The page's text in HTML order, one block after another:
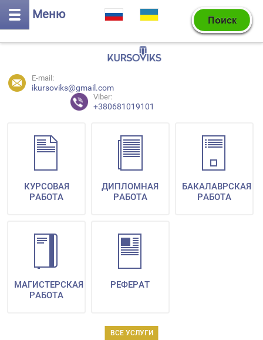
Меню
E-mail:
ikursoviks@gmail.com
Viber:
+380681019101
ВСЕ УСЛУГИ
КУРСОВАЯ
РАБОТА
ДИПЛОМНАЯ
РАБОТА
БАКАЛАВРСКАЯ
РАБОТА
МАГИСТЕРСКАЯ
РАБОТА
РЕФЕРАТ